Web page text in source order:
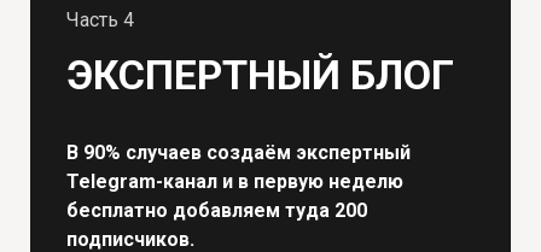
Часть 4
ЭКСПЕРТНЫЙ БЛОГ
В 90% случаев создаём экспертный
Telegram-канал и в первую неделю
бесплатно добавляем туда 200
подписчиков.